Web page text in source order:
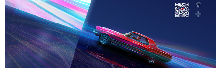
УРТАСГАХ ЧИГЛЭЛЭЭР АЖИЛЛАНА
1-р сар. 19, 2026, 10:52 a.m.
ИРГЭДИЙН НЭРИЙН ДАНСНЫ
ХУРИМТЛАЛЫГ НЭГ САЯД ХҮРГЭНЭ